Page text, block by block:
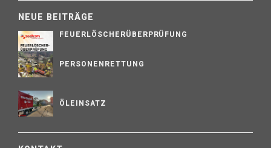
NEUE BEITRÄGE
FEUERLÖSCHERÜBERPRÜFUNG
PERSONENRETTUNG
ÖLEINSATZ